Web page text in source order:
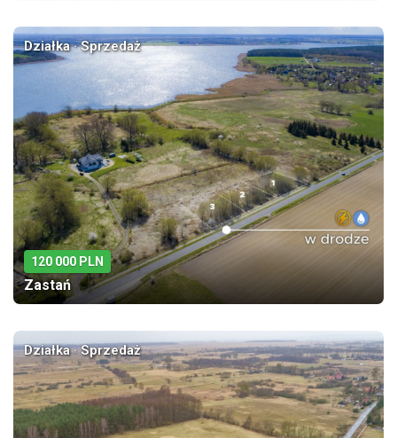
Działka · Sprzedaż
120 000 PLN
Zastań
Działka · Sprzedaż